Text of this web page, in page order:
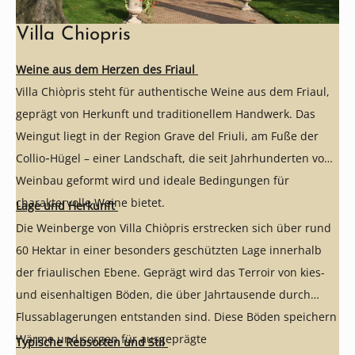
Villa Chiopris
Weine aus dem Herzen des Friaul
Villa Chiòpris steht für authentische Weine aus dem Friaul,
geprägt von Herkunft und traditionellem Handwerk. Das
Weingut liegt in der Region Grave del Friuli, am Fuße der
Collio‑Hügel – einer Landschaft, die seit Jahrhunderten vom
Weinbau geformt wird und ideale Bedingungen für
charaktervolle Weine bietet.
Lage und Herkunft
Die Weinberge von Villa Chiòpris erstrecken sich über rund
60 Hektar in einer besonders geschützten Lage innerhalb
der friaulischen Ebene. Geprägt wird das Terroir von kies-
und eisenhaltigen Böden, die über Jahrtausende durch
Flussablagerungen entstanden sind. Diese Böden speichern
Wärme und sorgen für ausgeprägte
Typische Rebsorten und Stil